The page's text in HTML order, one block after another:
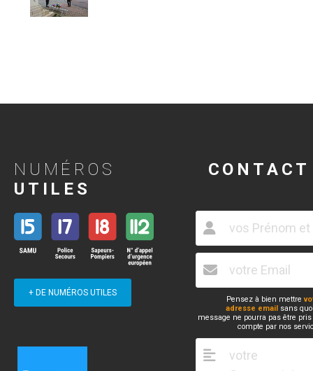
NUMÉROS
UTILES
+ DE NUMÉROS UTILES
CONTACT
Pensez à bien mettre
adresse email sans
message ne pourra pas être
compte par nos